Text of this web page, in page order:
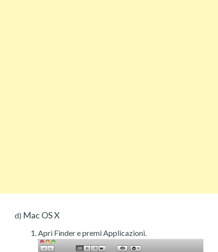
d) Mac OS X
Apri Finder e premi Applicazioni.